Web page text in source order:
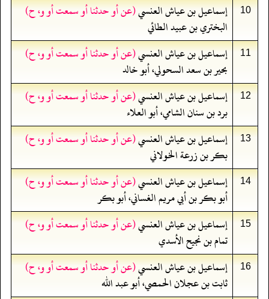
10 إسماعيل بن عياش العنسي(عن أو حدثنا أو سمعت أو و، ح)
البختري بن عبيد الطائي
11 إسماعيل بن عياش العنسي(عن أو حدثنا أو سمعت أو و، ح)
بحير بن سعد السحولي، أبو خالد
12 إسماعيل بن عياش العنسي(عن أو حدثنا أو سمعت أو و، ح)
برد بن سنان الشامي، أبو العلاء
13 إسماعيل بن عياش العنسي(عن أو حدثنا أو سمعت أو و، ح)
بكر بن زرعة الخولاني
14 إسماعيل بن عياش العنسي(عن أو حدثنا أو سمعت أو و، ح)
أبو بكر بن أبي مريم الغساني، أبو بكر
15 إسماعيل بن عياش العنسي(عن أو حدثنا أو سمعت أو و، ح)
تمام بن نجيح الأسدي
16 إسماعيل بن عياش العنسي(عن أو حدثنا أو سمعت أو و، ح)
ثابت بن عجلان الحمصي، أبو عبد الله